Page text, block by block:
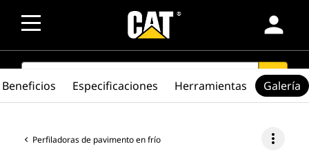
person
SEARCH search
Perfiladoras de pavimento en frío more_vert
Beneficios Especificaciones Herramientas Galería